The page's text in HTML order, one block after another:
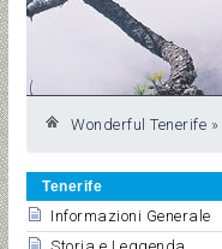
Wonderful Tenerife »
Tenerife
Informazioni Generale